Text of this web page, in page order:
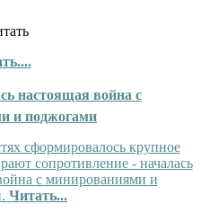
настоящая война с
и поджогами
сформировалось крупное
сопротивление - началась
с минированиями и
Читать...